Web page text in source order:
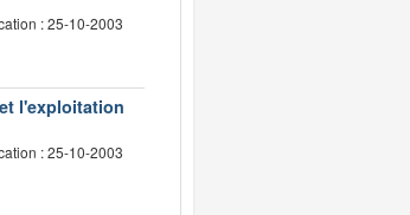
: 25-10-2003
l'exploitation
: 25-10-2003